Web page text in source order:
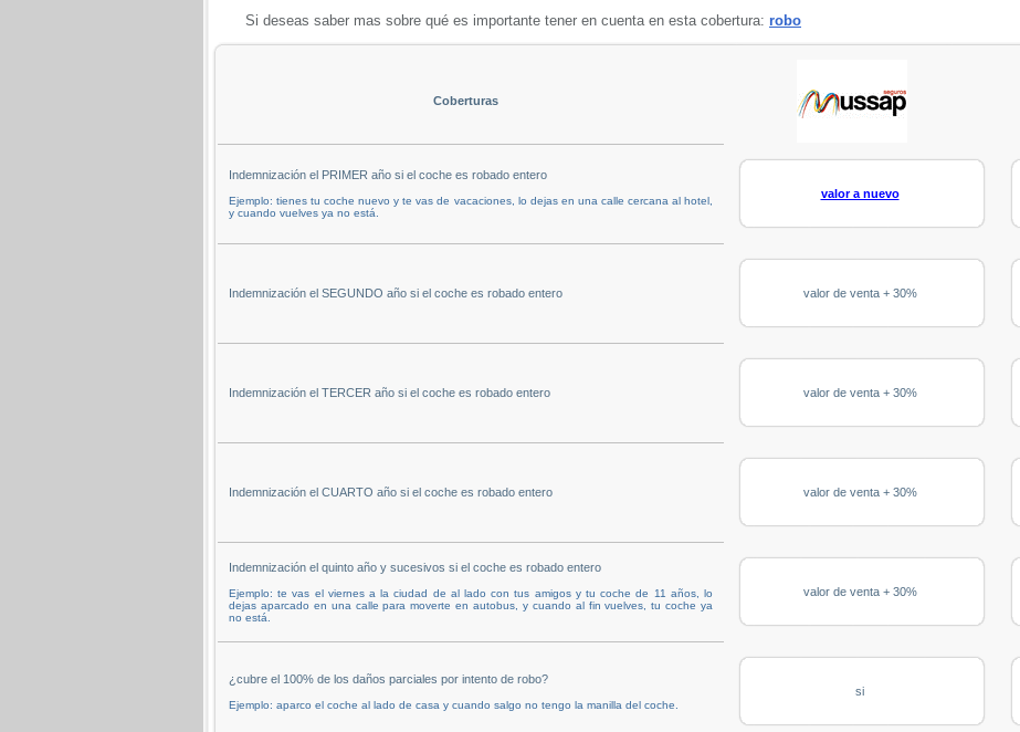
Si deseas saber mas sobre qué es importante tener en cuenta en esta cobertura: robo
Coberturas
Indemnización el PRIMER año si el coche es robado entero
Ejemplo: tienes tu coche nuevo y te vas de vacaciones, lo dejas en una calle cercana al hotel,
y cuando vuelves ya no está.
valor a nuevo
Indemnización el SEGUNDO año si el coche es robado entero valor de venta + 30%
Indemnización el TERCER año si el coche es robado entero valor de venta + 30%
Indemnización el CUARTO año si el coche es robado entero valor de venta + 30%
Indemnización el quinto año y sucesivos si el coche es robado entero
Ejemplo: te vas el viernes a la ciudad de al lado con tus amigos y tu coche de 11 años, lo
dejas aparcado en una calle para moverte en autobus, y cuando al fin vuelves, tu coche ya
no está.
valor de venta + 30%
¿cubre el 100% de los daños parciales por intento de robo?
Ejemplo: aparco el coche al lado de casa y cuando salgo no tengo la manilla del coche.
si